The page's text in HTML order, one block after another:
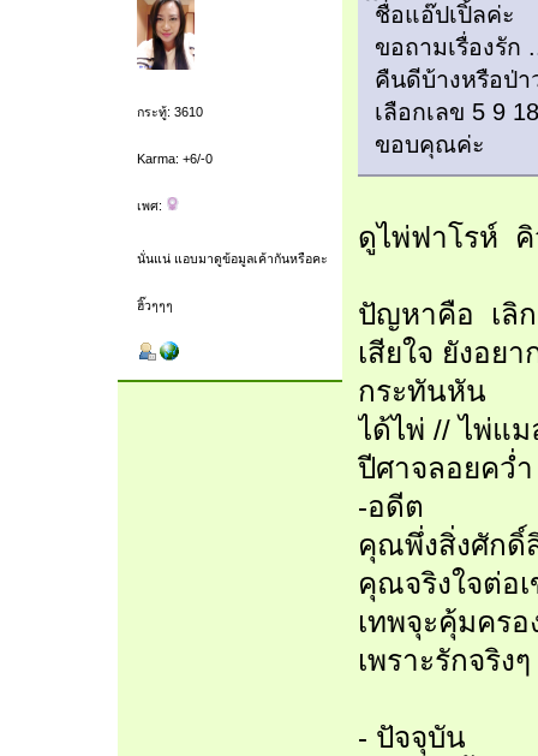
กระทู้: 3610
Karma: +6/-0
เพศ:
นั่นแน่ แอบมาดูข้อมูลเค้ากันหรือคะ
ฮิ๊วๆๆๆ
ชื่อแอ๊ปเปิ้ลค่ะ
ขอถามเรื่องรัก
คืนดีบ้างหรือป่า
เลือกเลข 5 9
ขอบคุณค่ะ
ดูไพ่ฟาโรห์ คิ
ปัญหาคือ เลิ
เสียใจ ยังอย
กระทันหัน
ได้ไพ่ // ไพ่แ
ปีศาจลอยคว่ำ
-อดีต
คุณพึ่งสิ่งศักดิ์
คุณจริงใจต่อ
เทพจุะคุ้มคร
เพราะรักจริง
- ปัจจุบัน